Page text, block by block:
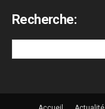
Recherche: